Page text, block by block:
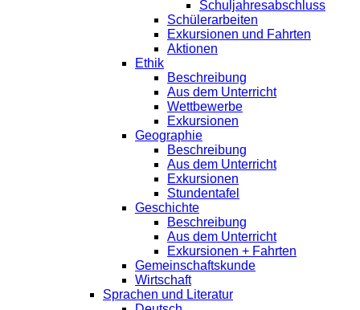
Schuljahresabschluss
Schülerarbeiten
Exkursionen und Fahrten
Aktionen
Ethik
Beschreibung
Aus dem Unterricht
Wettbewerbe
Exkursionen
Geographie
Beschreibung
Aus dem Unterricht
Exkursionen
Stundentafel
Geschichte
Beschreibung
Aus dem Unterricht
Exkursionen + Fahrten
Gemeinschaftskunde
Wirtschaft
Sprachen und Literatur